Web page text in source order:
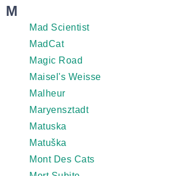
M
Mad Scientist
MadCat
Magic Road
Maisel's Weisse
Malheur
Maryensztadt
Matuska
Matuška
Mont Des Cats